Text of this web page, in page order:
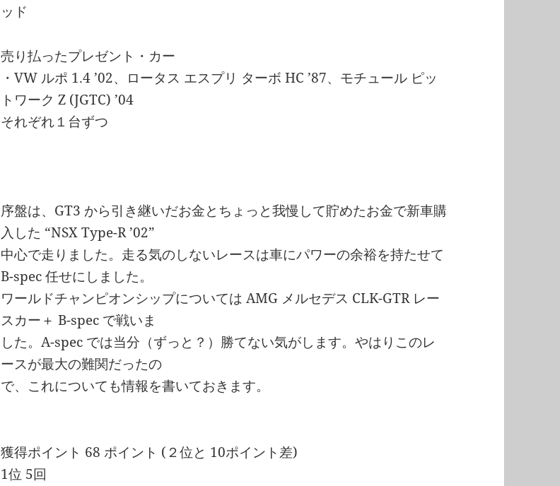
ッド
売り払ったプレゼント・カー
・VW ルポ 1.4 ’02、ロータス エスプリ ターボ HC ’87、モチュール ピッ
トワーク Z (JGTC) ’04
それぞれ１台ずつ
序盤は、GT3 から引き継いだお金とちょっと我慢して貯めたお金で新車購
入した “NSX Type-R ’02”
中心で走りました。走る気のしないレースは車にパワーの余裕を持たせて
B-spec 任せにしました。
ワールドチャンピオンシップについては AMG メルセデス CLK-GTR レー
スカー＋ B-spec で戦いま
した。A-spec では当分（ずっと？）勝てない気がします。やはりこのレ
ースが最大の難関だったの
で、これについても情報を書いておきます。
獲得ポイント 68 ポイント (２位と 10ポイント差)
1位 5回